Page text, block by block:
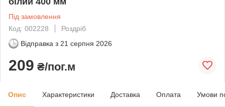
Під замовлення
Код: 002228
Роздріб
Відправка з 21 серпня 2026
209 ₴/пог.м
Опис Характеристики Доставка Оплата Умови